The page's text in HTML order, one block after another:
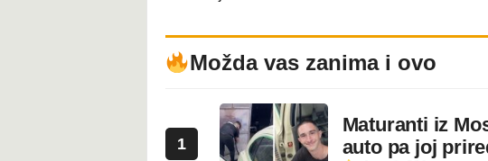
Možda vas zanima i ovo
1
Maturanti iz
auto pa joj